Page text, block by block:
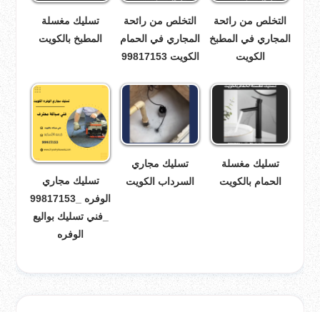
التخلص من رائحة
المجاري في المطبخ
الكويت
التخلص من رائحة
المجاري في الحمام
الكويت 99817153
تسليك مغسلة
المطبخ بالكويت
تسليك مغسلة
الحمام بالكويت
تسليك مجاري
السرداب الكويت
تسليك مجاري
الوفره _99817153
_فني تسليك بواليع
الوفره